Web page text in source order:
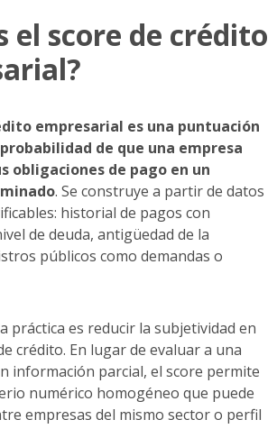
el score de crédito
empresarial es una puntuación
de que una empresa
obligaciones de pago en un
. Se construye a partir de datos
historial de pagos con
de deuda, antigüedad de la
públicos como demandas o
práctica es reducir la subjetividad en
crédito. En lugar de evaluar a una
información parcial, el score permite
numérico homogéneo que puede
empresas del mismo sector o perfil